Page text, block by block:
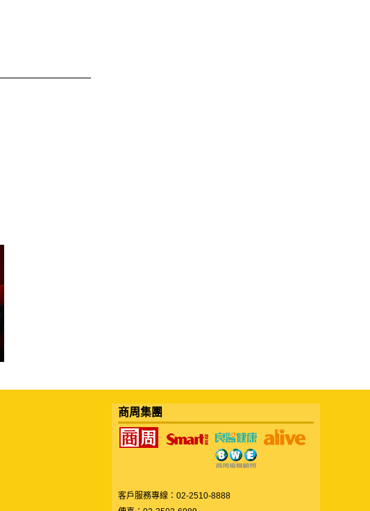
商周集團
客戶服務專線：02-2510-8888